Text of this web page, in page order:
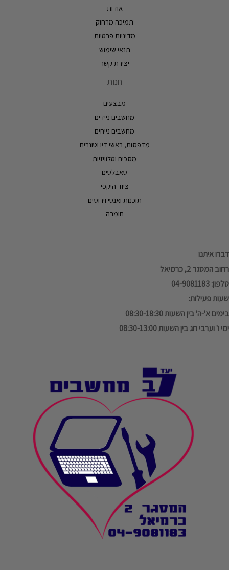
אודות
תמיכה מרחוק
מדיניות פרטיות
תנאי שימוש
יצירת קשר
חנות
מבצעים
מחשבים ניידים
מחשבים נייחים
מדפסות, ראשי דיו וטונרים
מסכים וטלוויזיות
טאבלטים
ציוד היקפי
תוכנות ואנטי וירוסים
חומרה
דברו איתנו
רחוב המסגר 2, כרמיאל
טלפון: 04-9081183
שעות פעילות:
בימים א'-ה' בין השעות 08:30-18:30
ימי ו' וערבי חג בין השעות 08:30-13:00